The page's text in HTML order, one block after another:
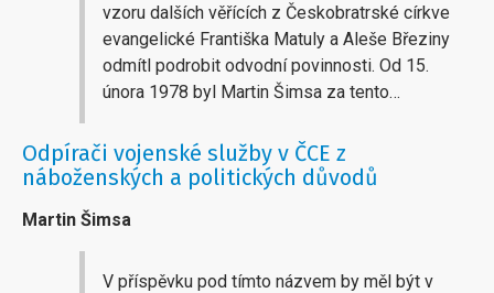
vzoru dalších věřících z Českobratrské církve
evangelické Františka Matuly a Aleše Březiny
odmítl podrobit odvodní povinnosti. Od 15.
února 1978 byl Martin Šimsa za tento…
Odpírači vojenské služby v ČCE z
náboženských a politických důvodů
Martin Šimsa
V příspěvku pod tímto názvem by měl být v